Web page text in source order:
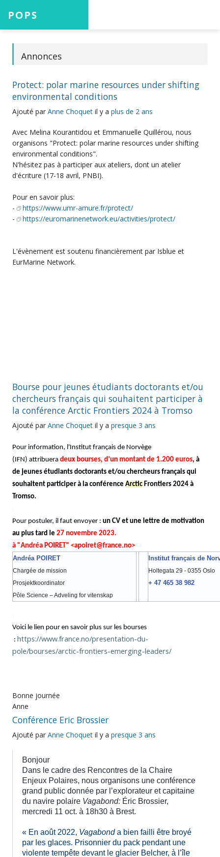
POPS
Projets
Aide
Annonces
Protect: polar marine resources under shifting
environmental conditions
Ajouté par Anne Choquet il y a plus de 2 ans
Avec Melina Kourantidou et Emmanuelle Quillérou, nous
organisons "Protect: polar marine resources under shifting
environmental conditions".
N'hésitez pas à participer aux ateliers, dont un atelier
d'écriture (17-18 avril, PNBI).
Pour en savoir plus:
-
https://www.umr-amure.fr/protect/
-
https://euromarinenetwork.eu/activities/protect/
L'évènement est soutenu financièrement par Isblue et
EurMarine Network.
Bourse pour jeunes étudiants doctorants et/ou
chercheurs français qui souhaitent participer à
la conférence Arctic Frontiers 2024 à Tromso
Ajouté par Anne Choquet il y a presque 3 ans
Pour information, l'Institut français de Norvège
(IFN) attribuera deux bourses, d’un montant de 1.200 euros, à
de jeunes étudiants doctorants et/ou chercheurs français qui
souhaitent participer à la conférence Arctic Frontiers 2024 à
Tromso.
Pour postuler, il faut envoyer : un CV et une lettre de motivation
au plus tard le 27 novembre 2023.
à "Andréa POIRET" <apoiret@france.no>
Andréa POIRET
Chargée de mission
Prosjektkoordinator
Pôle Science – Adveling for vitenskap
Institut français de
Holtegata 29 - 0355 Oslo
+ 47 465 38 982
Voici le lien pour en savoir plus sur les bourses
: https://www.france.no/presentation-du-
pole/bourses/arctic-frontiers-emerging-leaders/
Bonne journée
Anne
Conférence Eric Brossier
Ajouté par Anne Choquet il y a presque 3 ans
Bonjour
Dans le cadre des Rencontres de la Chaire
Enjeux Polaires, nous organisons une conférence
grand public donnée par l’explorateur et capitaine
du navire polaire Vagabond: Éric Brossier,
mercredi 11 oct. à 18h30 à Brest.
« En août 2022, Vagabonda bien failli être broyé
par les glaces. Prisonnier du pack pendant une
violente tempête devant le glacier Belcher, à l’île